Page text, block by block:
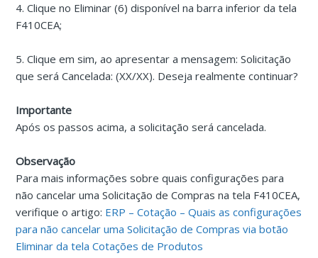
4. Clique no Eliminar (6) disponível na barra inferior da tela
F410CEA;
5. Clique em sim, ao apresentar a mensagem: Solicitação
que será Cancelada: (XX/XX). Deseja realmente continuar?
Importante
Após os passos acima, a solicitação será cancelada.
Observação
Para mais informações sobre quais configurações para
não cancelar uma Solicitação de Compras na tela F410CEA,
verifique o artigo: ERP – Cotação – Quais as configurações
para não cancelar uma Solicitação de Compras via botão
Eliminar da tela Cotações de Produtos